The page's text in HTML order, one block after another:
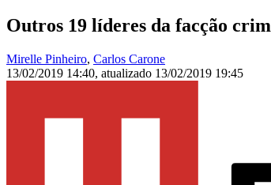
Outros 19 líderes da facção
Mirelle Pinheiro, Carlos Carone
13/02/2019 14:40, atualizado 13/02/2019 19:45